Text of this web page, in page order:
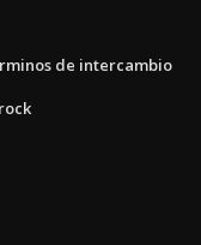
de intercambio